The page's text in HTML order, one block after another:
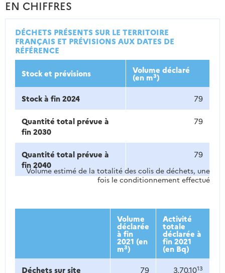
EN CHIFFRES
DÉCHETS PRÉSENTS SUR LE TERRITOIRE
FRANÇAIS ET PRÉVISIONS AUX DATES DE
RÉFÉRENCE
Stock et prévisions Volume déclaré
(en m3)
Stock à fin 2024
79
Quantité total prévue à
fin 2030
79
Quantité total prévue à
fin 2040
79
Volume estimé de la totalité des colis de déchets, une
fois le conditionnement effectué
Volume
déclarée
à fin
2021 (en
m3)
Activité
totale
déclarée à
fin 2021
(en Bq)
Déchets sur site
79 3,70.1013